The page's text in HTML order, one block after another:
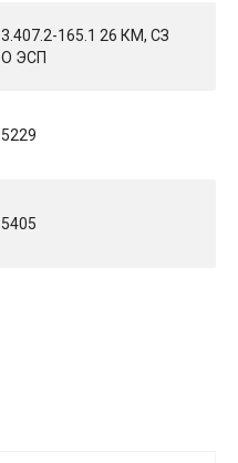
3.407.2-165.1 26 КМ, СЗ
О ЭСП
5229
5405